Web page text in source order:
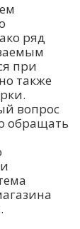
ряд
при
также
вопрос
обращать